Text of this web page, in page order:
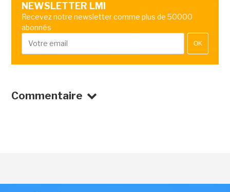
NEWSLETTER LMI
Recevez notre newsletter comme plus de 50000
abonnés
OK
Commentaire